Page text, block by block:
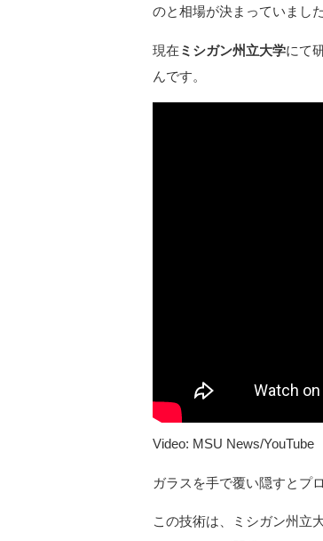
のと相場が決まっていまし
現在 ミシガン州立大学にて
んです。
Video: MSU News/YouTube
ガラスを手で覆い隠すとプ
この技術は、ミシガン州立